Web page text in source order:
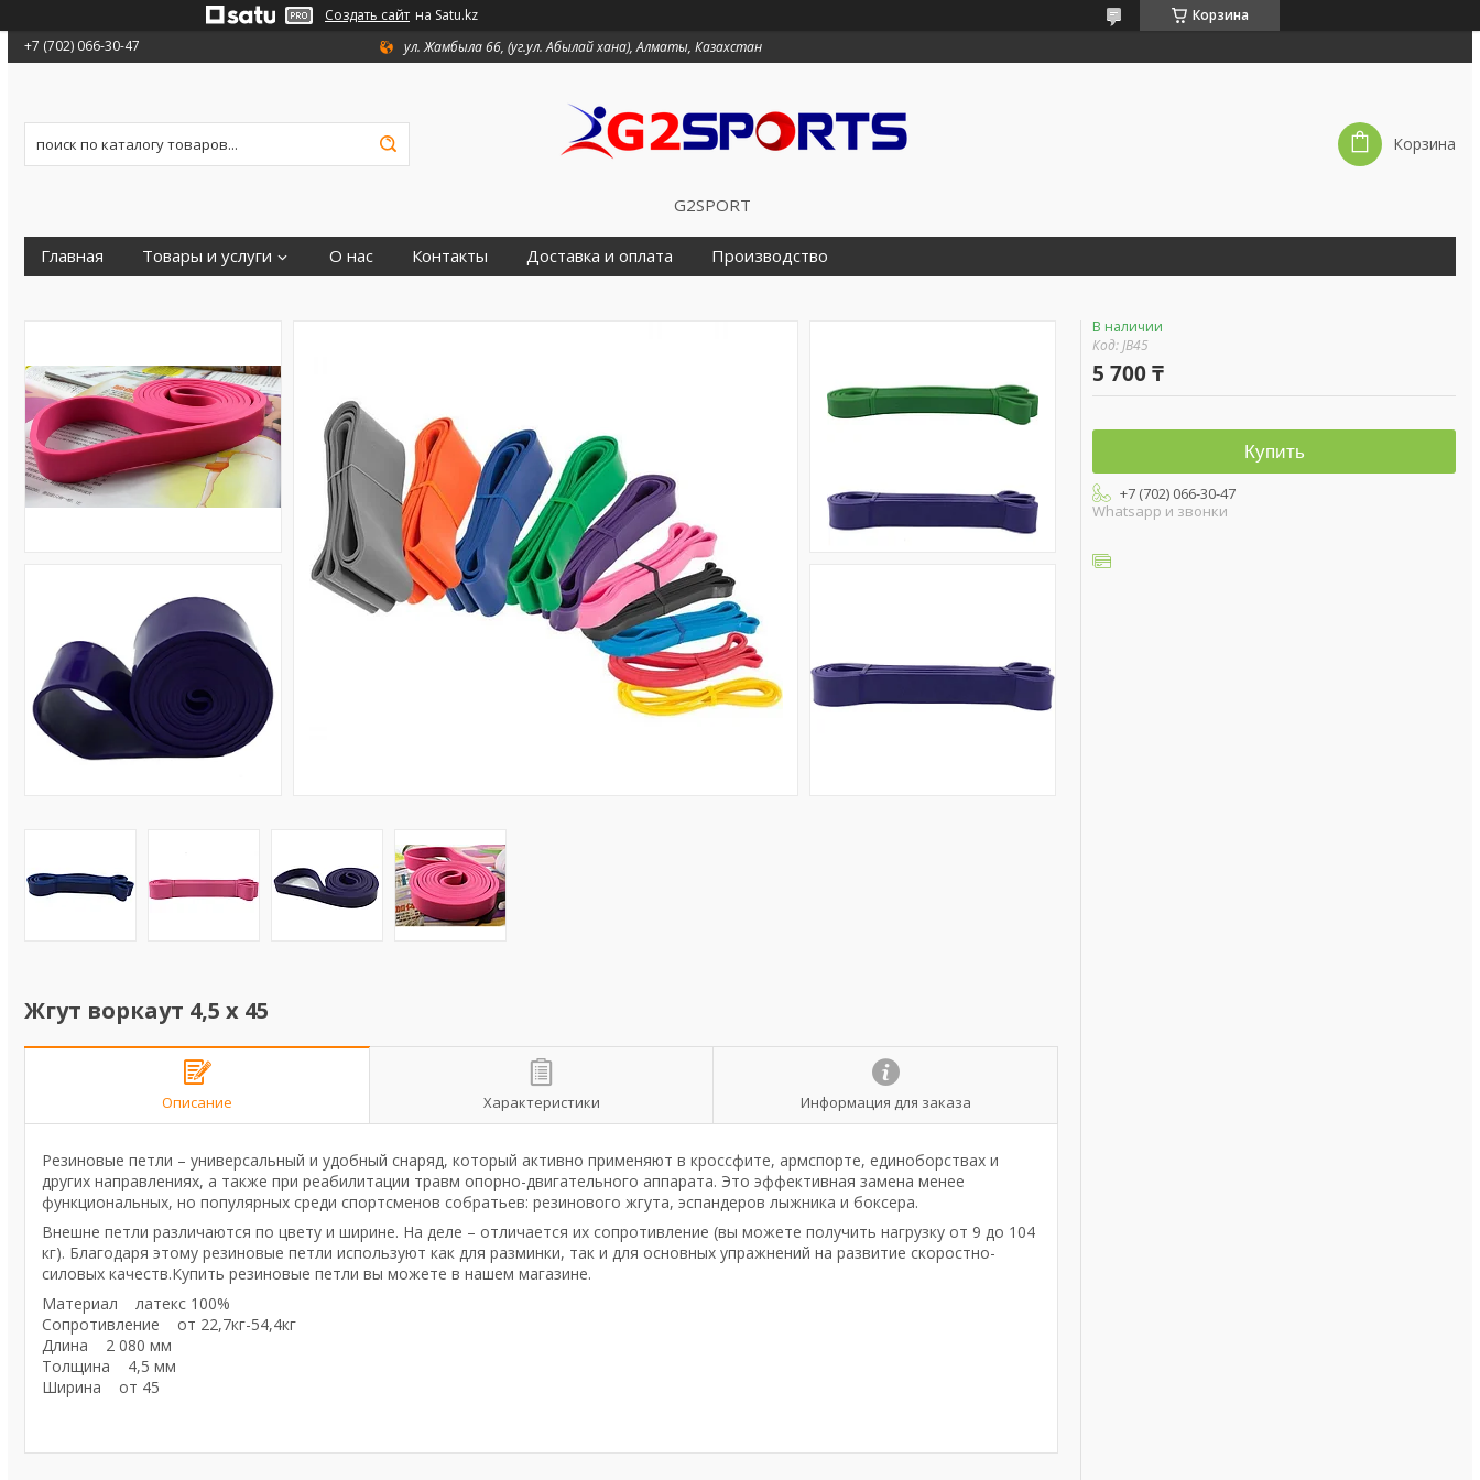
Создать сайт на Satu.kz
Корзина
+7 (702) 066-30-47
ул. Жамбыла 66, (уг.ул. Абылай хана), Алматы, Казахстан
G2SPORT
Корзина
Главная Товары и услуги О нас Контакты Доставка и оплата Производство
Жгут воркаут 4,5 х 45
Описание Характеристики Информация для заказа
Резиновые петли – универсальный и удобный снаряд, который активно применяют в кроссфите, армспорте, единоборствах и
других направлениях, а также при реабилитации травм опорно-двигательного аппарата. Это эффективная замена менее
функциональных, но популярных среди спортсменов собратьев: резинового жгута, эспандеров лыжника и боксера.
Внешне петли различаются по цвету и ширине. На деле – отличается их сопротивление (вы можете получить нагрузку от 9 до 104
кг). Благодаря этому резиновые петли используют как для разминки, так и для основных упражнений на развитие скоростно-
силовых качеств.Купить резиновые петли вы можете в нашем магазине.
Материал латекс 100%
Сопротивление от 22,7кг-54,4кг
Длина 2 080 мм
Толщина 4,5 мм
Ширина от 45
В наличии
Код: JB45
5 700 ₸
Купить
+7 (702) 066-30-47
Whatsapp и звонки